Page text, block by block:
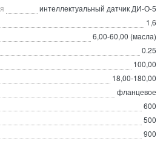
интеллектуальный датчик ДИ-О-5
1,6
6,00-60,00 (масла)
0.25
100,00
18,00-180,00
фланцевое
600
500
900